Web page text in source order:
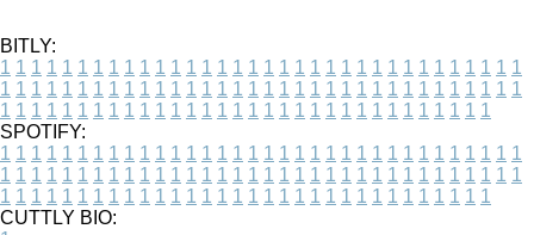
BITLY:
1 1 1 1 1 1 1 1 1 1 1 1 1 1 1 1 1 1 1 1 1 1 1 1 1 1 1 1 1 1 1 1 1 1
1 1 1 1 1 1 1 1 1 1 1 1 1 1 1 1 1 1 1 1 1 1 1 1 1 1 1 1 1 1 1 1 1 1
1 1 1 1 1 1 1 1 1 1 1 1 1 1 1 1 1 1 1 1 1 1 1 1 1 1 1 1 1 1 1 1
SPOTIFY:
1 1 1 1 1 1 1 1 1 1 1 1 1 1 1 1 1 1 1 1 1 1 1 1 1 1 1 1 1 1 1 1 1 1
1 1 1 1 1 1 1 1 1 1 1 1 1 1 1 1 1 1 1 1 1 1 1 1 1 1 1 1 1 1 1 1 1 1
1 1 1 1 1 1 1 1 1 1 1 1 1 1 1 1 1 1 1 1 1 1 1 1 1 1 1 1 1 1 1 1
CUTTLY BIO: